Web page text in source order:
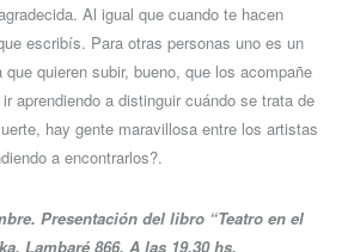
Al igual que cuando te hacen
escribís. Para otras personas uno es un
quieren subir, bueno, que los acompañe
aprendiendo a distinguir cuándo se trata de
hay gente maravillosa entre los artistas
a encontrarlos?.
Presentación del libro “Teatro en el
Lambaré 866. A las 19.30 hs.